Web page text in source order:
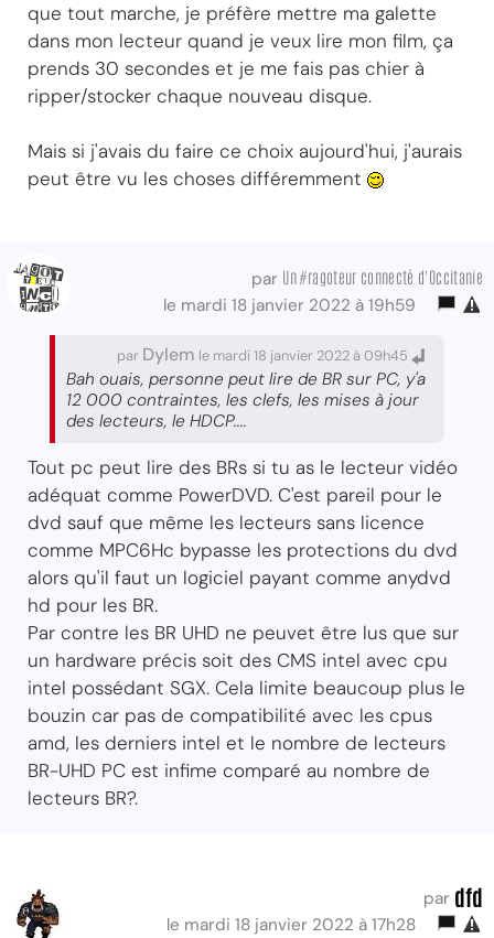
que tout marche, je préfère mettre ma galette
dans mon lecteur quand je veux lire mon film, ça
prends 30 secondes et je me fais pas chier à
ripper/stocker chaque nouveau disque.
Mais si j'avais du faire ce choix aujourd'hui, j'aurais
peut être vu les choses différemment
par Un #ragoteur connecté d'Occitanie
le mardi 18 janvier 2022 à 19h59
par Dylem le mardi 18 janvier 2022 à 09h45
Bah ouais, personne peut lire de BR sur PC, y'a
12 000 contraintes, les clefs, les mises à jour
des lecteurs, le HDCP....
Tout pc peut lire des BRs si tu as le lecteur vidéo
adéquat comme PowerDVD. C'est pareil pour le
dvd sauf que même les lecteurs sans licence
comme MPC6Hc bypasse les protections du dvd
alors qu'il faut un logiciel payant comme anydvd
hd pour les BR.
Par contre les BR UHD ne peuvet être lus que sur
un hardware précis soit des CMS intel avec cpu
intel possédant SGX. Cela limite beaucoup plus le
bouzin car pas de compatibilité avec les cpus
amd, les derniers intel et le nombre de lecteurs
BR-UHD PC est infime comparé au nombre de
lecteurs BR?.
par dfd
le mardi 18 janvier 2022 à 17h28